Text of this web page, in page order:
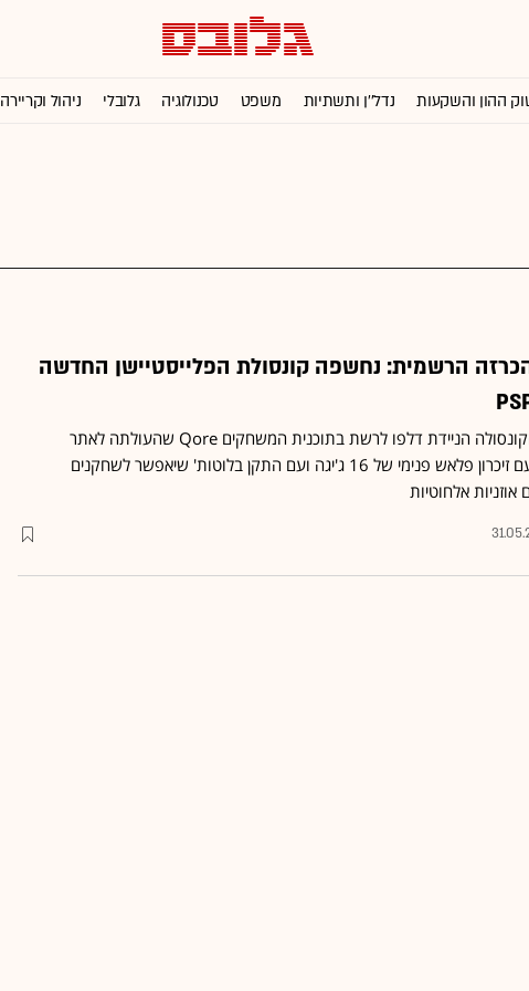
ההון והשקעות נדל''ן ותשתיות משפט טכנולוגיה גלובלי ניהול וקריירה
הרשמית: נחשפה קונסולת הפלייסטיישן החדשה
פרטים חדשים על הקונסולה הניידת דלפו לרשת בתוכנית המשחקים Qore שהעולתה לאתר
YouTube ■ תגיע עם זיכרון פלאש פנימי של 16 ג'יגה ועם התקן בלוטות' שיאפשר לשחקנים
אלחוטיות